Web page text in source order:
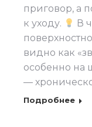
приговор, а
к уходу.
В
видно как
особенно на
—
Подробнее